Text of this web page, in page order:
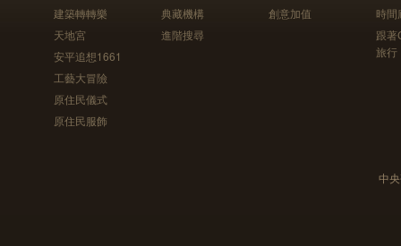
建築轉轉樂
天地宮
安平追想1661
工藝大冒險
原住民儀式
原住民服飾
典藏機構
進階搜尋
創意加值
時間
跟
旅行
中